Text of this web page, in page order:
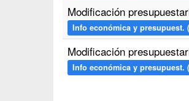
Modificación
Info económica y presupuest.
Modificación
Info económica y presupuest.